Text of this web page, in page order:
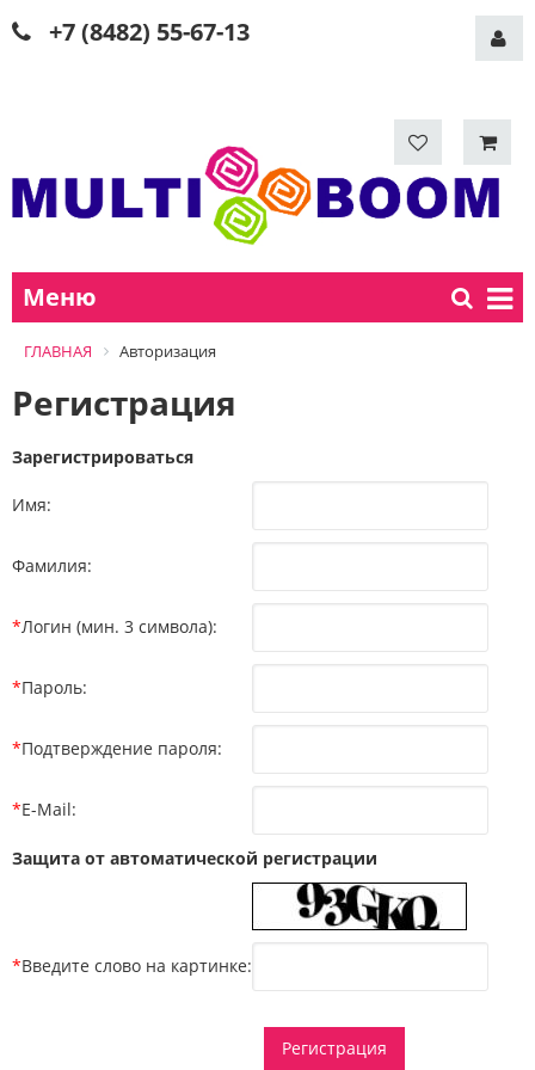
+7 (8482) 55-67-13
Меню
ГЛАВНАЯ Авторизация
Регистрация
Зарегистрироваться
Имя:
Фамилия:
*Логин (мин. 3 символа):
*Пароль:
*Подтверждение пароля:
*E-Mail:
Защита от автоматической регистрации
*Введите слово на картинке: